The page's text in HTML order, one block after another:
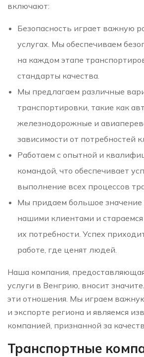
включают:
Безопасность играет важную
услугах. Мы обеспечиваем
на каждом этапе
стандарты качества.
Мы предлагаем различные
транспортировки, такие как
железнодорожные и
зависимости от потребностей
Работаем с опытной и
командой, что обеспечивает
выполнение всех процессов
Мы придаем большое
нашими клиентами и
их потребности. Успех
работе, где ценят людей.
Наша компания,
услуги в Венгрию, вносит
эти отношения. Мы играем
и экспорте региона и являемся
компанией, признанной за
Транспортные